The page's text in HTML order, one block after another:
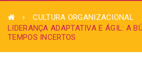
CULTURA ORGANIZACIONAL
LIDERANÇA ADAPTATIVA E ÁGIL: A
TEMPOS INCERTOS